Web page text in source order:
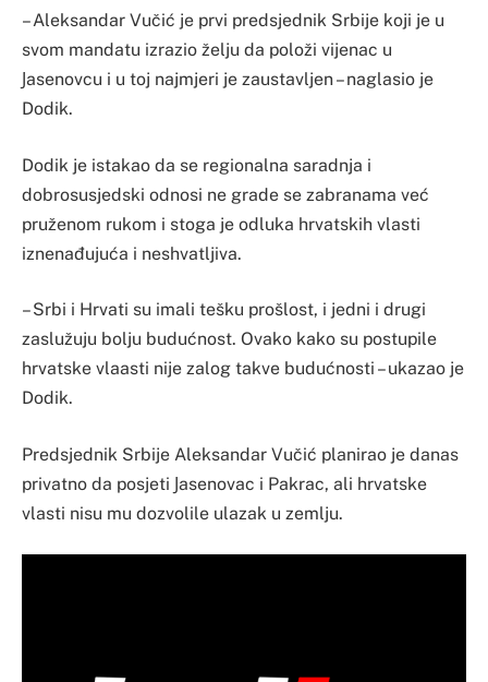
– Aleksandar Vučić je prvi predsjednik Srbije koji je u
svom mandatu izrazio želju da položi vijenac u
Јasenovcu i u toj najmjeri je zaustavljen – naglasio je
Dodik.
Dodik je istakao da se regionalna saradnja i
dobrosusjedski odnosi ne grade se zabranama već
pruženom rukom i stoga je odluka hrvatskih vlasti
iznenađujuća i neshvatljiva.
– Srbi i Hrvati su imali tešku prošlost, i jedni i drugi
zaslužuju bolju budućnost. Ovako kako su postupile
hrvatske vlaasti nije zalog takve budućnosti – ukazao je
Dodik.
Predsjednik Srbije Aleksandar Vučić planirao je danas
privatno da posjeti Јasenovac i Pakrac, ali hrvatske
vlasti nisu mu dozvolile ulazak u zemlju.